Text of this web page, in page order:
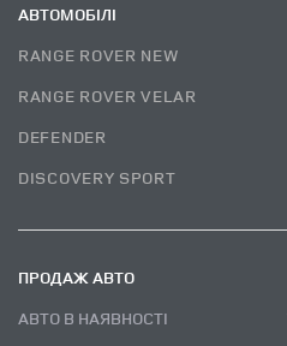
АВТОМОБІЛІ
RANGE ROVER NEW
RANGE ROVER VELAR
DEFENDER
DISCOVERY SPORT
ПРОДАЖ АВТО
АВТО В НАЯВНОСТІ